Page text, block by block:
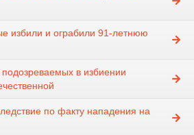
избили и ограбили 91-летнюю
в избиении
по факту нападения на